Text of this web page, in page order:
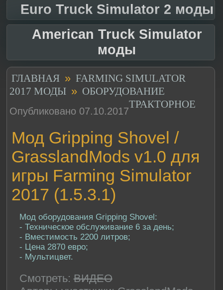
Euro Truck Simulator 2 моды
American Truck Simulator
моды
ГЛАВНАЯ » FARMING SIMULATOR
2017 МОДЫ » ОБОРУДОВАНИЕ
ТРАКТОРНОЕ
Опубликовано 07.10.2017
Мод Gripping Shovel /
GrasslandMods v1.0 для
игры Farming Simulator
2017 (1.5.3.1)
Мод оборудования Gripping Shovel:
- Техническое обслуживание 6 за день;
- Вместимость 2200 литров;
- Цена 2870 евро;
- Мультицвет.
Смотреть: ВИДЕО